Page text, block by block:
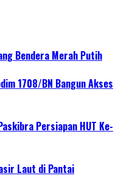
Bendera Merah Putih
1708/BN Bangun Akses
Persiapan HUT Ke-
Laut di Pantai